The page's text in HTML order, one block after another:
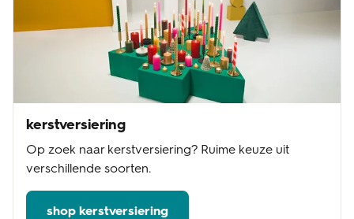
kerstversiering
Op zoek naar kerstversiering? Ruime keuze uit
verschillende soorten.
shop kerstversiering